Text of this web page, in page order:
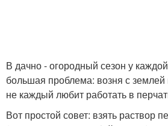
В дачно - огородный сезон у
большая проблема: возня с землей
не каждый любит работать в
Вот простой совет: взять раствор